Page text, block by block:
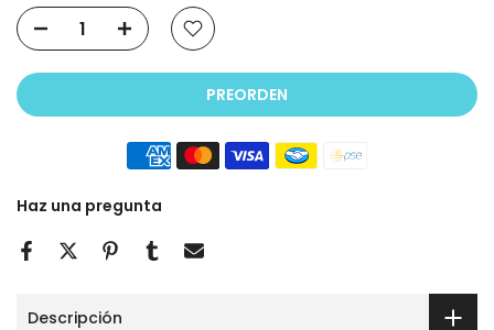
PREORDEN
Haz una pregunta
Descripción